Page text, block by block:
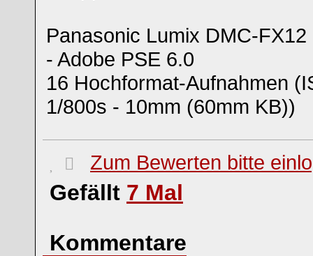
Panasonic Lumix DMC-
- Adobe PSE 6.0
16 Hochformat-Aufnahmen
1/800s - 10mm (60mm KB))
Zum Bewerten bitte
Gefällt 7 Mal
Kommentare